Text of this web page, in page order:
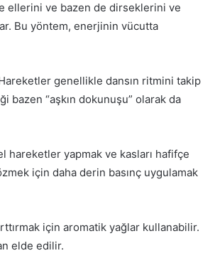
ellerini ve bazen de dirseklerini ve
Bu yöntem, enerjinin vücutta
genellikle dansın ritmini takip
“aşkın dokunuşu” olarak da
hareketler yapmak ve kasları hafifçe
için daha derin basınç uygulamak
için aromatik yağlar kullanabilir.
elde edilir.